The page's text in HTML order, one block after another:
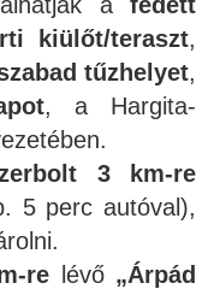
kiülőt/teraszt,
tűzhelyet,
, a Hargita-
3 km-re
5 perc autóval),
re lévő „Árpád